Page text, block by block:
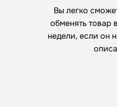
Вы легко
обменять товар
недели, если он